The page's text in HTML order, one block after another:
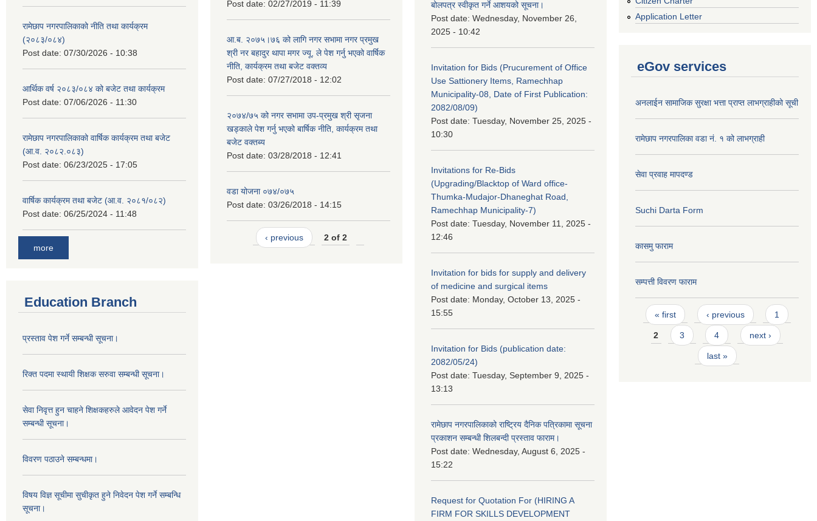
रामेछाप नगरपालिकाको नीति तथा कार्यक्रम
(२०८३/०८४)
Post date: 07/30/2026 - 10:38
आर्थिक वर्ष २०८३/०८४ को बजेट तथा कार्यक्रम
Post date: 07/06/2026 - 11:30
रामेछाप नगरपालिकाको वार्षिक कार्यक्रम तथा बजेट
(आ.व. २०८२.०८३)
Post date: 06/23/2025 - 17:05
वार्षिक कार्यक्रम तथा बजेट (आ.व. २०८१/०८२)
Post date: 06/25/2024 - 11:48
more
Education Branch
प्रस्ताव पेश गर्ने सम्बन्धी सूचना।
रिक्त पदमा स्थायी शिक्षक सरुवा सम्बन्धी सूचना।
सेवा निवृत्त हुन चाहने शिक्षकहरुले आवेदन पेश गर्ने
सम्बन्धी सूचना।
विवरण पठाउने सम्बन्धमा।
विषय विज्ञ सूचीमा सुचीकृत हुने निवेदन पेश गर्ने सम्बन्धि
सूचना।
Post date: 02/27/2019 - 11:39
आ.ब. २०७५।७६ को लागि नगर सभामा नगर प्रमुख
श्री नर बहादुर थापा मगर ज्यू, ले पेश गर्नु भएको वार्षिक
नीति, कार्यक्रम तथा बजेट वक्तव्य
Post date: 07/27/2018 - 12:02
२०७४/७५ को नगर सभामा उप-प्रमुख श्री सृजना
खड्काले पेश गर्नु भएको बार्षिक नीति, कार्यक्रम तथा
बजेट वक्तब्य
Post date: 03/28/2018 - 12:41
वडा योजना ०७४/०७५
Post date: 03/26/2018 - 14:15
‹ previous 2 of 2
बोलपत्र स्वीकृत गर्ने आशयको सूचना।
Post date: Wednesday, November 26,
2025 - 10:42
Invitation for Bids (Prucurement of Office
Use Sattionery Items, Ramechhap
Municipality-08, Date of First Publication:
2082/08/09)
Post date: Tuesday, November 25, 2025 -
10:30
Invitations for Re-Bids
(Upgrading/Blacktop of Ward office-
Thumka-Mudajor-Dhaneghat Road,
Ramechhap Municipality-7)
Post date: Tuesday, November 11, 2025 -
12:46
Invitation for bids for supply and delivery
of medicine and surgical items
Post date: Monday, October 13, 2025 -
15:55
Invitation for Bids (publication date:
2082/05/24)
Post date: Tuesday, September 9, 2025 -
13:13
रामेछाप नगरपालिकाको राष्ट्रिय दैनिक पत्रिकामा सूचना
प्रकाशन सम्बन्धी शिलबन्दी प्रस्ताव फाराम।
Post date: Wednesday, August 6, 2025 -
15:22
Request for Quotation For (HIRING A
FIRM FOR SKILLS DEVELOPMENT
Application Letter
eGov services
अनलाईन सामाजिक सुरक्षा भत्ता प्राप्त लाभग्राहीको सूची
रामेछाप नगरपालिका वडा नं. १ को लाभग्राही
सेवा प्रवाह मापदण्ड
Suchi Darta Form
कासमु फाराम
सम्पत्ती विवरण फाराम
Pages
« first ‹ previous 1
2 3 4 next ›
last »